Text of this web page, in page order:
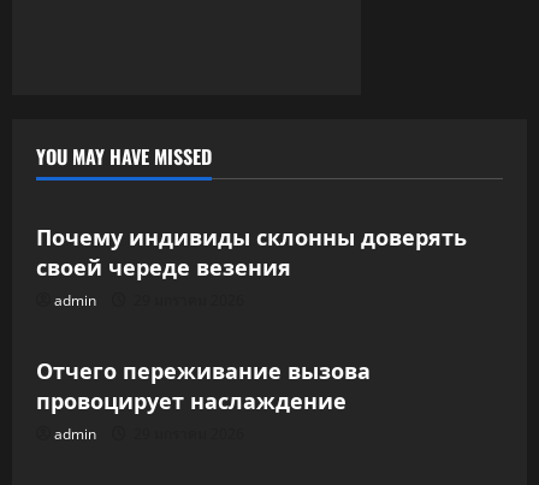
g
a
t
o
n
YOU MAY HAVE MISSED
Uncategorized
Почему индивиды склонны доверять
своей череде везения
admin
Uncategorized
Отчего переживание вызова
провоцирует наслаждение
admin
Uncategorized